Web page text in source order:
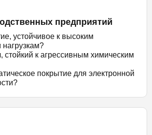
предприятий
устойчивое к высоким
стойкий к агрессивным химическим
покрытие для электронной